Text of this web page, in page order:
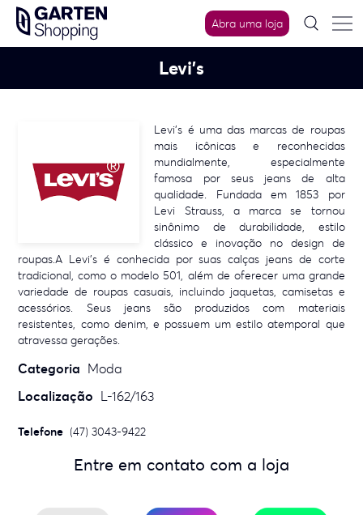
Skip
content
Abra uma loja
Levi’s
Levi's é uma das marcas de roupas
mais icônicas e reconhecidas
mundialmente, especialmente
famosa por seus jeans de alta
qualidade. Fundada em 1853 por
Levi Strauss, a marca se tornou
sinônimo de durabilidade, estilo
clássico e inovação no design de
roupas.A Levi's é conhecida por suas calças jeans de corte
tradicional, como o modelo 501, além de oferecer uma grande
variedade de roupas casuais, incluindo jaquetas, camisetas e
acessórios. Seus jeans são produzidos com materiais
resistentes, como denim, e possuem um estilo atemporal que
atravessa gerações.
Categoria Moda
Localização L-162/163
Telefone (47) 3043-9422
Entre em contato com a loja